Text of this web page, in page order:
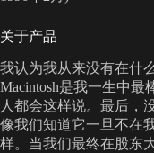
关于产品
我认为我从来没有在什
Macintosh是我一生中
人都会这样说。最后，
像我们知道它一旦不在
样。当我们最终在股东